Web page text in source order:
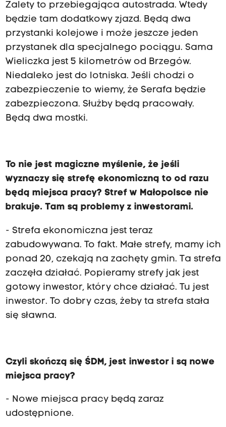
Zalety to przebiegająca autostrada. Wtedy
będzie tam dodatkowy zjazd. Będą dwa
przystanki kolejowe i może jeszcze jeden
przystanek dla specjalnego pociągu. Sama
Wieliczka jest 5 kilometrów od Brzegów.
Niedaleko jest do lotniska. Jeśli chodzi o
zabezpieczenie to wiemy, że Serafa będzie
zabezpieczona. Służby będą pracowały.
Będą dwa mostki.
To nie jest magiczne myślenie, że jeśli
wyznaczy się strefę ekonomiczną to od razu
będą miejsca pracy? Stref w Małopolsce nie
brakuje. Tam są problemy z inwestorami.
- Strefa ekonomiczna jest teraz
zabudowywana. To fakt. Małe strefy, mamy ich
ponad 20, czekają na zachęty gmin. Ta strefa
zaczęła działać. Popieramy strefy jak jest
gotowy inwestor, który chce działać. Tu jest
inwestor. To dobry czas, żeby ta strefa stała
się sławna.
Czyli skończą się ŚDM, jest inwestor i są nowe
miejsca pracy?
- Nowe miejsca pracy będą zaraz
udostępnione.